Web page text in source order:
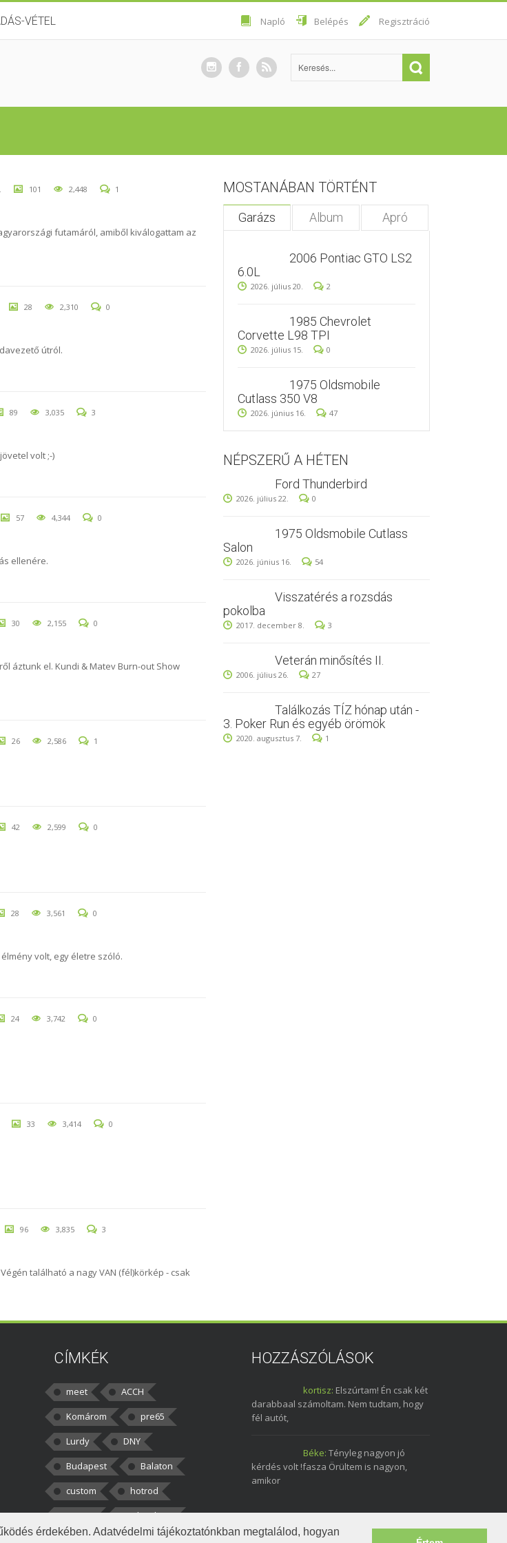
érdekében. Adatvédelmi tájékoztatónkban megtalálod, hogyan
VÉTEL Napló Belépés Regisztráció
101 2,448 1
futamáról, amiből kiválogattam az
28 2,310 0
útról.
89 3,035 3
volt ;-)
57 4,344 0
ellenére.
30 2,155 0
áztunk el. Kundi & Matev Burn-out Show
26 2,586 1
42 2,599 0
28 3,561 0
volt, egy életre szóló.
24 3,742 0
33 3,414 0
96 3,835 3
található a nagy VAN (fél)körkép - csak
MOSTANÁBAN TÖRTÉNT
Garázs Album Apró
2006 Pontiac GTO LS2
6.0L
2026. július 20. 2
1985 Chevrolet
Corvette L98 TPI
2026. július 15. 0
1975 Oldsmobile
Cutlass 350 V8
2026. június 16. 47
NÉPSZERŰ A HÉTEN
Ford Thunderbird
2026. július 22. 0
1975 Oldsmobile Cutlass
Salon
2026. június 16. 54
Visszatérés a rozsdás
pokolba
2017. december 8. 3
Veterán minősítés II.
2006. július 26. 27
Találkozás TÍZ hónap után -
3. Poker Run és egyéb örömök
2020. augusztus 7. 1
CÍMKÉK
meet
ACCH
Komárom
pre65
Lurdy
DNY
Budapest
Balaton
custom
hotrod
v8cars
50brothers
HOZZÁSZÓLÁSOK
kortisz: Elszúrtam! Én csak két
darabbaal számoltam. Nem tudtam, hogy
fél autót,
Béke: Tényleg nagyon jó
kérdés volt !fasza Örültem is nagyon,
amikor